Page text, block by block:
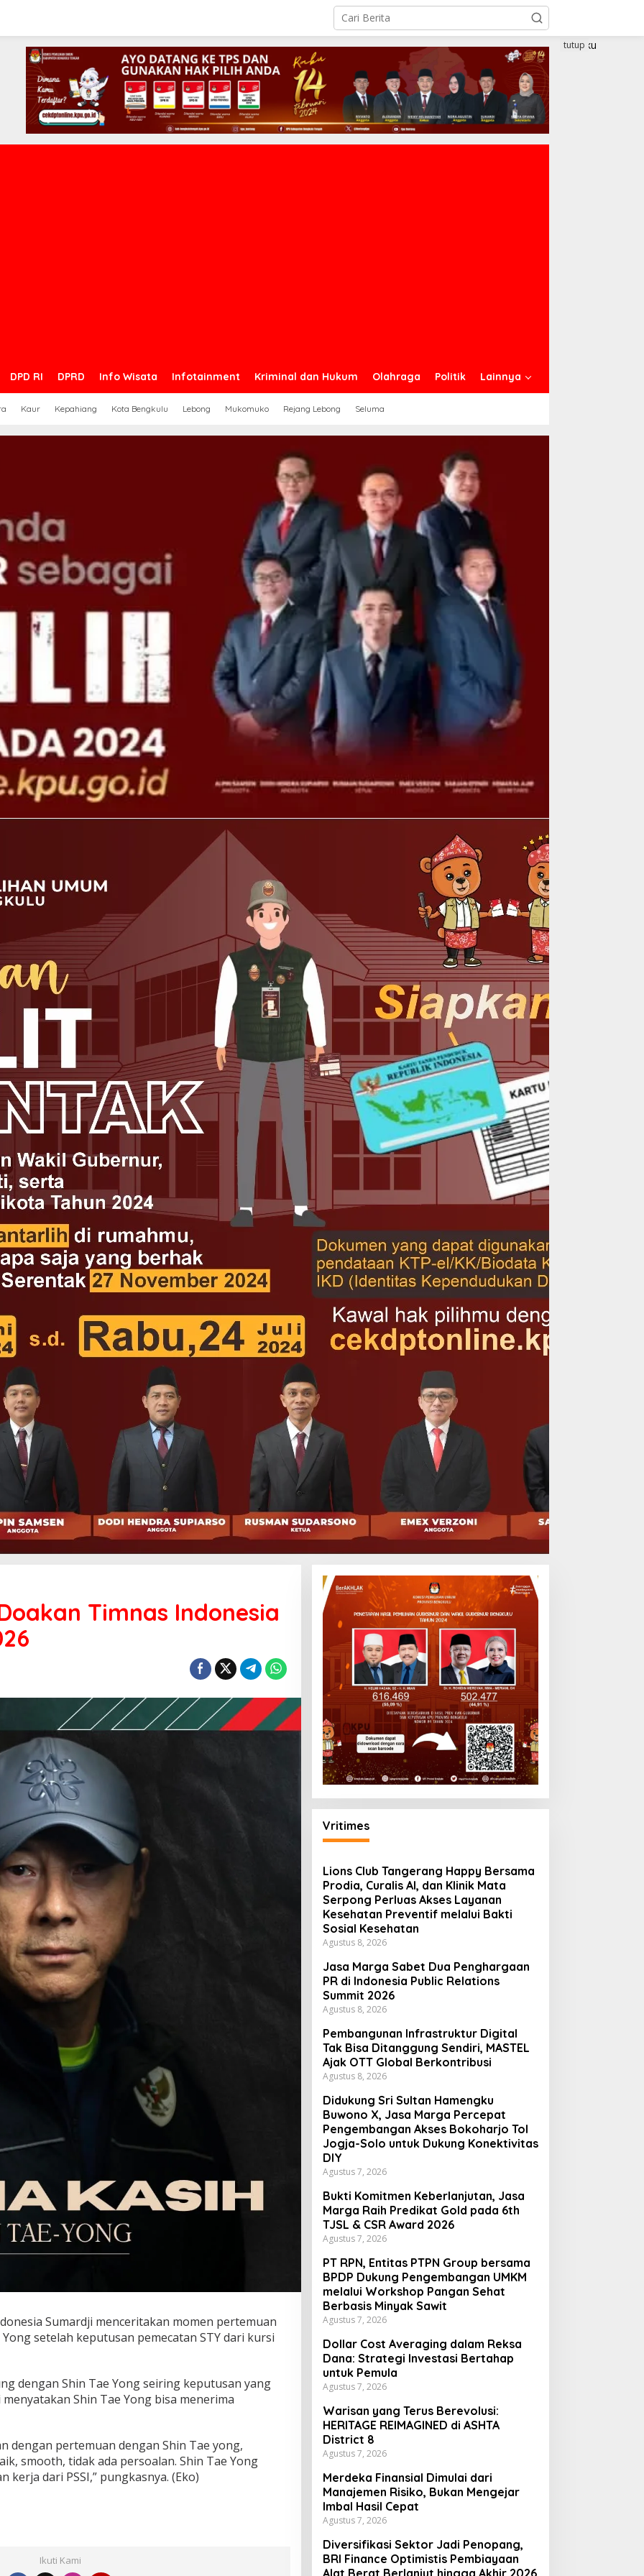
DPD RI DPRD Info Wisata Infotainment Kriminal dan Hukum Olahraga Politik Lainnya
Kaur Kepahiang Kota Bengkulu Lebong Mukomuko Rejang Lebong Seluma
tutup
Timnas Indonesia
Sumardji menceritakan momen pertemuan
setelah keputusan pemecatan STY dari kursi
dengan Shin Tae Yong seiring keputusan yang
Shin Tae Yong bisa menerima
dengan pertemuan dengan Shin Tae yong,
smooth, tidak ada persoalan. Shin Tae Yong
dari PSSI,” pungkasnya. (Eko)
Ikuti Kami
Vritimes
Lions Club Tangerang Happy Bersama
Prodia, Curalis AI, dan Klinik Mata
Serpong Perluas Akses Layanan
Kesehatan Preventif melalui Bakti
Sosial Kesehatan
Agustus 8, 2026
Jasa Marga Sabet Dua Penghargaan
PR di Indonesia Public Relations
Summit 2026
Agustus 8, 2026
Pembangunan Infrastruktur Digital
Tak Bisa Ditanggung Sendiri, MASTEL
Ajak OTT Global Berkontribusi
Agustus 8, 2026
Didukung Sri Sultan Hamengku
Buwono X, Jasa Marga Percepat
Pengembangan Akses Bokoharjo Tol
Jogja-Solo untuk Dukung Konektivitas
DIY
Agustus 7, 2026
Bukti Komitmen Keberlanjutan, Jasa
Marga Raih Predikat Gold pada 6th
TJSL & CSR Award 2026
Agustus 7, 2026
PT RPN, Entitas PTPN Group bersama
BPDP Dukung Pengembangan UMKM
melalui Workshop Pangan Sehat
Berbasis Minyak Sawit
Agustus 7, 2026
Dollar Cost Averaging dalam Reksa
Dana: Strategi Investasi Bertahap
untuk Pemula
Agustus 7, 2026
Warisan yang Terus Berevolusi:
HERITAGE REIMAGINED di ASHTA
District 8
Agustus 7, 2026
Merdeka Finansial Dimulai dari
Manajemen Risiko, Bukan Mengejar
Imbal Hasil Cepat
Agustus 7, 2026
Diversifikasi Sektor Jadi Penopang,
BRI Finance Optimistis Pembiayaan
Alat Berat Berlanjut hingga Akhir 2026